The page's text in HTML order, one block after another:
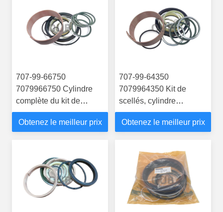
révision de Ram
plongeur de pelle rétro
JCB
707-99-66750
7079966750 Cylindre
complète du kit de
scellés adapté au
D275A-5R
Obtenez le meilleur prix
707-99-64350
7079964350 Kit de
scellés, cylindre
hydraulique pour
D275A-5R
Obtenez le meilleur prix